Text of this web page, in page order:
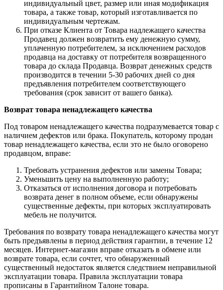
индивидуальный цвет, размер или иная модификация
товара, а также товар, который изготавливается по
индивидуальным чертежам.
При отказе Клиента от Товара надлежащего качества
Продавец должен возвратить ему денежную сумму,
уплаченную потребителем, за исключением расходов
продавца на доставку от потребителя возвращенного
товара до склада Продавца. Возврат денежных средств
производится в течении 5-30 рабочих дней со дня
предъявления потребителем соответствующего
требования (срок зависит от вашего банка).
Возврат товара ненадлежащего качества
Под товаром ненадлежащего качества подразумевается товар с
наличием дефектов или брака. Покупатель, которому продан
товар ненадлежащего качества, если это не было оговорено
продавцом, вправе:
Требовать устранения дефектов или замены Товара;
Уменьшить цену на выполненную работу;
Отказаться от исполнения договора и потребовать
возврата денег в полном объеме, если обнаружены
существенные дефекты, при которых эксплуатировать
мебель не получится.
Требования по возврату товара ненадлежащего качества могут
быть предъявлены в период действия гарантии, в течение 12
месяцев. Интернет-магазин вправе отказать в обмене или
возврате товара, если сочтет, что обнаруженный
существенный недостаток является следствием неправильной
эксплуатации товара. Правила эксплуатации товара
прописаны в Гарантийном Талоне товара.